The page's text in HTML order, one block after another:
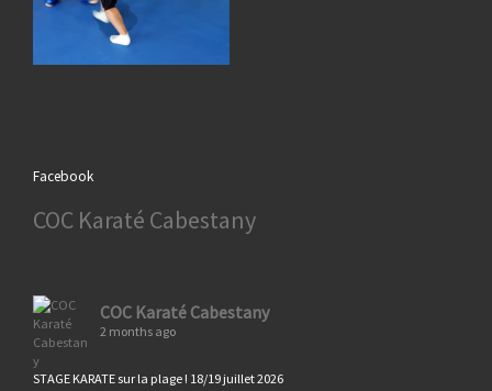
Facebook
COC Karaté Cabestany
COC Karaté Cabestany
2 months ago
STAGE KARATE sur la plage ! 18/19 juillet 2026